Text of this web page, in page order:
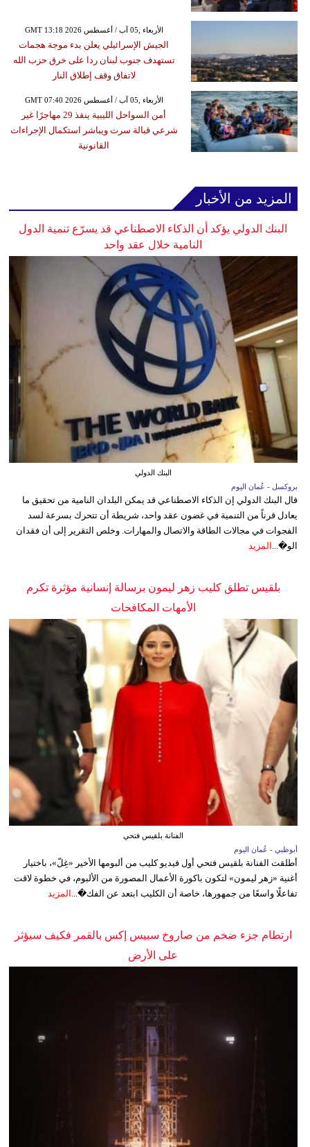
GMT 13:18 2026 الأربعاء ,05 آب / أغسطس
الجيش الإسرائيلي يعلن بدء موجة هجمات
تستهدف جنوب لبنان ردا على خرق حزب الله
لاتفاق وقف إطلاق النار
GMT 07:40 2026 الأربعاء ,05 آب / أغسطس
أمن السواحل الليبية ينقذ 29 مهاجرًا غير
شرعي قبالة سرت ويباشر استكمال الإجراءات
القانونية
المزيد من الأخبار
البنك الدولي يؤكد أن الذكاء الاصطناعي قد يسرّع تنمية الدول
النامية خلال عقد واحد
البنك الدولي
بروكسل - عُمان اليوم
قال البنك الدولي إن الذكاء الاصطناعي قد يمكن البلدان النامية من تحقيق ما
يعادل قرناً من التنمية في غضون عقد واحد، شريطة أن تتحرك بسرعة لسد
الفجوات في مجالات الطاقة والاتصال والمهارات. وخلص التقرير إلى أن فقدان
الو�...
المزيد
بلقيس تطلق كليب زهر ليمون برسالة إنسانية مؤثرة تكرم
الأمهات المكافحات
الفنانة بلقيس فتحي
أبوظبي - عُمان اليوم
أطلقت الفنانة بلقيس فتحي أول فيديو كليب من ألبومها الأخير «غِلّ»، باختيار
أغنية «زهر ليمون» لتكون باكورة الأعمال المصورة من الألبوم، في خطوة لاقت
تفاعلًا واسعًا من جمهورها، خاصة أن الكليب ابتعد عن الفك�... المزيد
ارتطام جزء ضخم من صاروخ سبيس إكس بالقمر فكيف سيؤثر
على الأرض